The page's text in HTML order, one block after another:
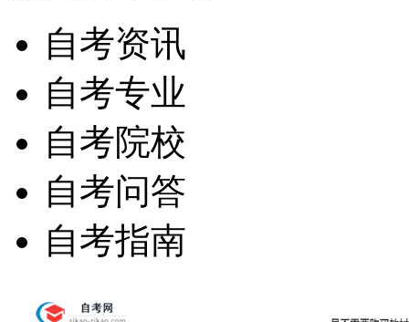
自考资讯
自考专业
自考院校
自考问答
自考指南